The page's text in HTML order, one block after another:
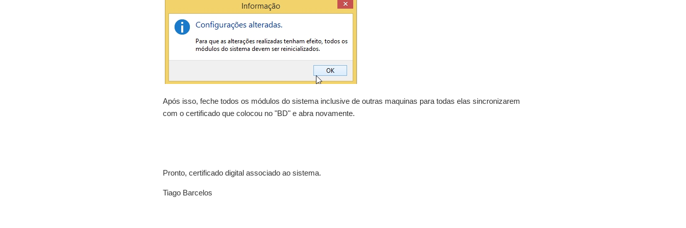
Após isso, feche todos os módulos do sistema inclusive de outras maquinas para todas elas sincronizarem
com o certificado que colocou no "BD" e abra novamente.
Pronto, certificado digital associado ao sistema.
Tiago Barcelos